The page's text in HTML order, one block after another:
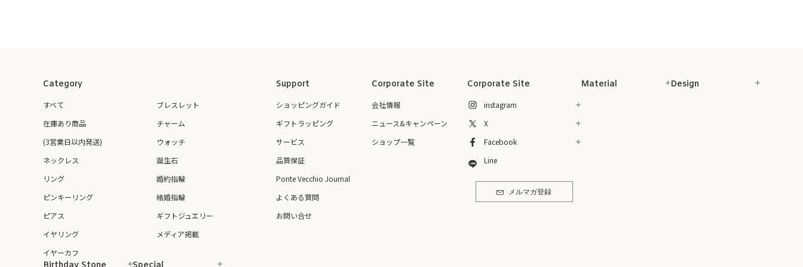
Category
すべて
在庫あり商品
(3営業日以内発送)
ネックレス
リング
ピンキーリング
ピアス
イヤリング
イヤーカフ
ブレスレット
チャーム
ウォッチ
誕生石
婚約指輪
結婚指輪
ギフトジュエリー
メディア掲載
Support
ショッピングガイド
ギフトラッピング
サービス
品質保証
Ponte Vecchio Journal
よくある質問
お問い合せ
Corporate Site
会社情報
ニュース&キャンペーン
ショップ一覧
Corporate Site
instagram
X
Facebook
Line
メルマガ登録
Material Design